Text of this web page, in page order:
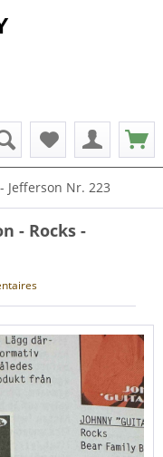
Jefferson Nr. 223
- Rocks -